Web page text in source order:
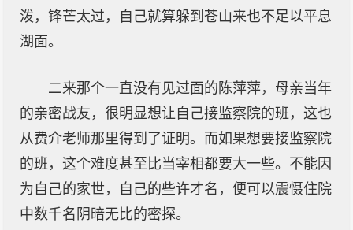
泼，锋芒太过，自己就算躲到苍山来也不足以平息
湖面。
二来那个一直没有见过面的陈萍萍，母亲当年
的亲密战友，很明显想让自己接监察院的班，这也
从费介老师那里得到了证明。而如果想要接监察院
的班，这个难度甚至比当宰相都要大一些。不能因
为自己的家世，自己的些许才名，便可以震慑住院
中数千名阴暗无比的密探。